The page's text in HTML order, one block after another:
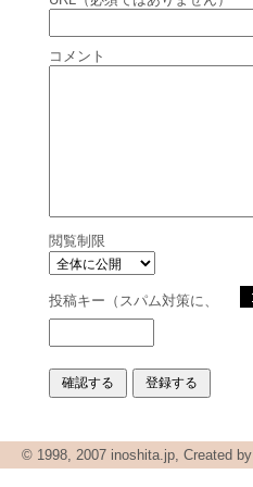
コメント
閲覧制限
投稿キー（スパム対策に、
© 1998, 2007 inoshita.jp, Created by